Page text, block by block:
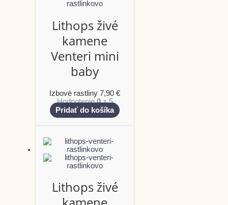
Lithops živé
kamene
Venteri mini
baby
Izbové rastliny7,90€
Hodnotenie0z 5
Pridať do košíka
Lithops živé